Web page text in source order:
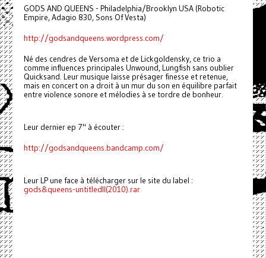
GODS AND QUEENS - Philadelphia/Brooklyn USA (Robotic
Empire, Adagio 830, Sons Of Vesta)
http://godsandqueens.wordpress.com/
Né des cendres de Versoma et de Lickgoldensky, ce trio a
comme influences principales Unwound, Lungfish sans oublier
Quicksand. Leur musique laisse présager finesse et retenue,
mais en concert on a droit à un mur du son en équilibre parfait
entre violence sonore et mélodies à se tordre de bonheur.
Leur dernier ep 7" à écouter :
http://godsandqueens.bandcamp.com/
Leur LP une face à télécharger sur le site du label :
gods&queens-untitledII(2010).rar